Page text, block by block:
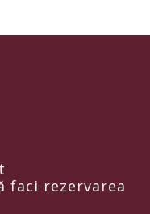
faci rezervarea